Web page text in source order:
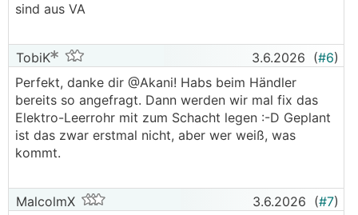
sind aus VA
TobiK 3.6.2026 (#6)
Perfekt, danke dir @Akani! Habs beim Händler
bereits so angefragt. Dann werden wir mal fix das
Elektro-Leerrohr mit zum Schacht legen :-D Geplant
ist das zwar erstmal nicht, aber wer weiß, was
kommt.
MalcolmX 3.6.2026 (#7)